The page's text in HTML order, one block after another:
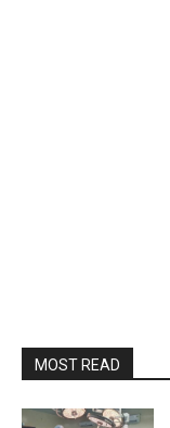
MOST READ